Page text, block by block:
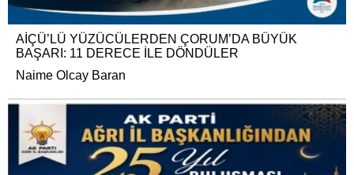
AİÇÜ’LÜ YÜZÜCÜLERDEN ÇORUM’DA BÜYÜK
BAŞARI: 11 DERECE İLE DÖNDÜLER
Naime Olcay Baran